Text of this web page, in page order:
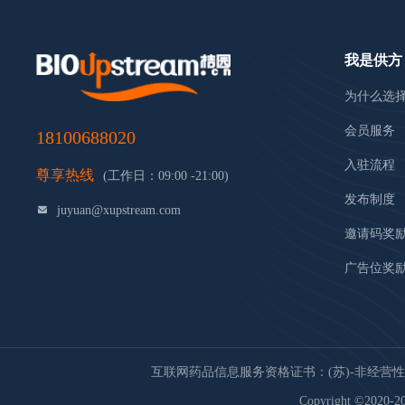
18100688020
尊享热线 (工作日：09:00 -21:00)
juyuan@xupstream.com
我是供方
为什么选
会员服务
入驻流程
发布制度
邀请码奖
广告位奖
互联网药品信息服务资格证书：(苏)-非经营性
Copyright ©2020-